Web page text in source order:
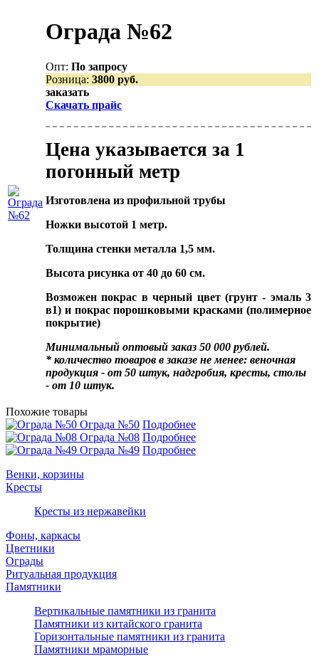
Ограда №62
Опт: По запросу
Розница: 3800 руб.
заказать
Скачать прайс
Цена указывается за 1
погонный метр
Изготовлена из профильной трубы
Ножки высотой 1 метр.
Толщина стенки металла 1,5 мм.
Высота рисунка от 40 до 60 см.
Возможен покрас в черный цвет (грунт - эмаль 3
в1) и покрас порошковыми красками (полимерное
покрытие)
Минимальный оптовый заказ 50 000 рублей.
* количество товаров в заказе не менее: веночная
продукция - от 50 штук, надгробия, кресты, столы
- от 10 штук.
Похожие товары
Ограда №50 Подробнее
Ограда №08 Подробнее
Ограда №49 Подробнее
Венки, корзины
Кресты
Кресты из нержавейки
Фоны, каркасы
Цветники
Ограды
Ритуальная продукция
Памятники
Вертикальные памятники из гранита
Памятники из китайского гранита
Горизонтальные памятники из гранита
Памятники мраморные